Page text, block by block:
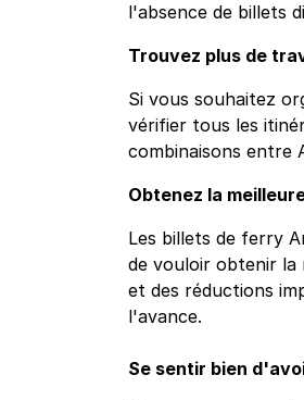
l'absence de billets
Trouvez plus de
Si vous souhaitez
vérifier tous les
combinaisons entre
Obtenez la
Les billets de ferry
de vouloir obtenir la
et des réductions
l'avance.
Se sentir bien